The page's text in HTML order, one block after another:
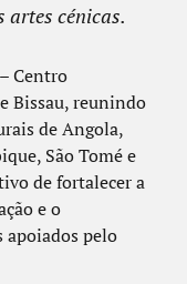
artes cénicas.
Centro
Bissau, reunindo
de Angola,
São Tomé e
de fortalecer a
e o
pelo